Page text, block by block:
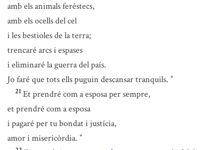
amb els animals feréstecs,
amb els ocells del cel
i les bestioles de la terra;
trencaré arcs i espases
i eliminaré la guerra del país.
Jo faré que tots ells puguin descansar tranquils. *
21 Et prendré com a esposa per sempre,
et prendré com a esposa
i pagaré per tu bondat i justícia,
amor i misericòrdia. *